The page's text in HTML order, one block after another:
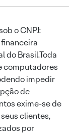
o CNPJ:
do Brasil.Toda
computadores
impedir
de
exime-se de
clientes,
por